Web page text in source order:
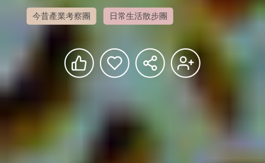
今昔產業考察團 日常生活散步團